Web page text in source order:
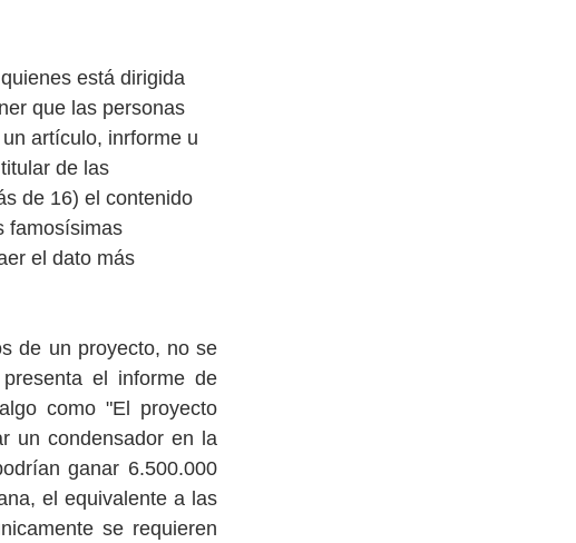
está dirigida
que las personas
artículo, inrforme u
de las
de 16) el contenido
famosísimas
el dato más
de un proyecto, no se
el informe de
como "El proyecto
un condensador en la
ganar 6.500.000
el equivalente a las
se requieren